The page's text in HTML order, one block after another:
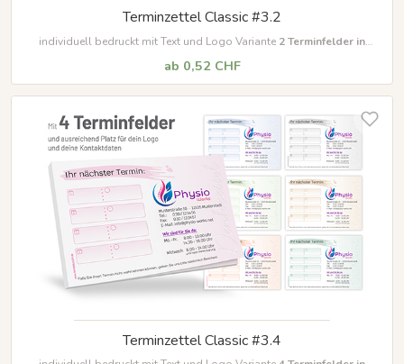
Terminzettel Classic #3.2
individuell bedruckt mit Text und Logo Variante 2Terminfelder in
ab 0,52 CHF
Terminzettel Classic #3.4